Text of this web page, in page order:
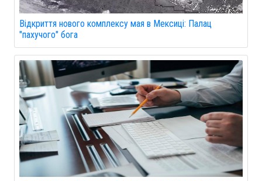
Відкриття нового комплексу мая в Мексиці: Палац
"пахучого" бога